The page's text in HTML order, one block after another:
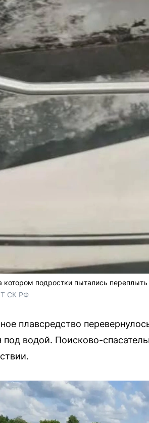
подростки пытались переплыть
СК РФ
плавсредство
под водой. Поисково-